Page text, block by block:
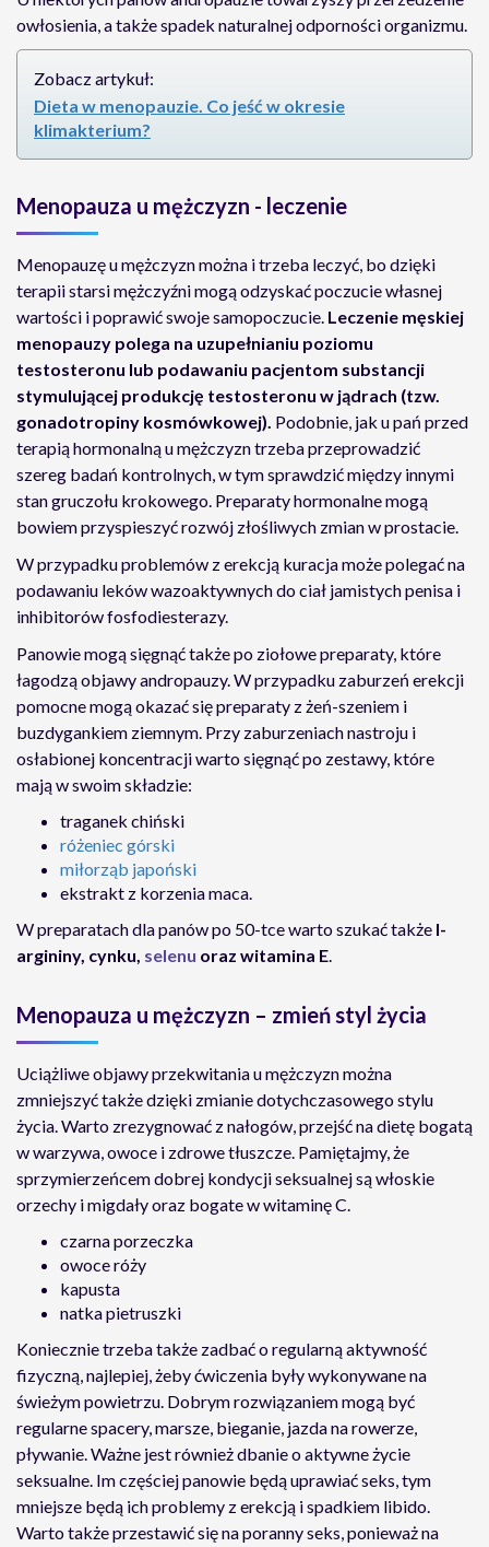
owłosienia, a także spadek naturalnej odporności organizmu.
Zobacz artykuł:
Dieta w menopauzie. Co jeść w okresie
klimakterium?
Menopauza u mężczyzn - leczenie
Menopauzę u mężczyzn można i trzeba leczyć, bo dzięki
terapii starsi mężczyźni mogą odzyskać poczucie własnej
wartości i poprawić swoje samopoczucie. Leczenie męskiej
menopauzy polega na uzupełnianiu poziomu
testosteronu lub podawaniu pacjentom substancji
stymulującej produkcję testosteronu w jądrach (tzw.
gonadotropiny kosmówkowej). Podobnie, jak u pań przed
terapią hormonalną u mężczyzn trzeba przeprowadzić
szereg badań kontrolnych, w tym sprawdzić między innymi
stan gruczołu krokowego. Preparaty hormonalne mogą
bowiem przyspieszyć rozwój złośliwych zmian w prostacie.
W przypadku problemów z erekcją kuracja może polegać na
podawaniu leków wazoaktywnych do ciał jamistych penisa i
inhibitorów fosfodiesterazy.
Panowie mogą sięgnąć także po ziołowe preparaty, które
łagodzą objawy andropauzy. W przypadku zaburzeń erekcji
pomocne mogą okazać się preparaty z żeń-szeniem i
buzdygankiem ziemnym. Przy zaburzeniach nastroju i
osłabionej koncentracji warto sięgnąć po zestawy, które
mają w swoim składzie:
traganek chiński
różeniec górski
miłorząb japoński
ekstrakt z korzenia maca.
W preparatach dla panów po 50-tce warto szukać także l-
argininy, cynku, selenu oraz witamina E.
Menopauza u mężczyzn – zmień styl życia
Uciążliwe objawy przekwitania u mężczyzn można
zmniejszyć także dzięki zmianie dotychczasowego stylu
życia. Warto zrezygnować z nałogów, przejść na dietę bogatą
w warzywa, owoce i zdrowe tłuszcze. Pamiętajmy, że
sprzymierzeńcem dobrej kondycji seksualnej są włoskie
orzechy i migdały oraz bogate w witaminę C.
czarna porzeczka
owoce róży
kapusta
natka pietruszki
Koniecznie trzeba także zadbać o regularną aktywność
fizyczną, najlepiej, żeby ćwiczenia były wykonywane na
świeżym powietrzu. Dobrym rozwiązaniem mogą być
regularnespacery, marsze, bieganie, jazda na rowerze,
pływanie.Ważne jest również dbanie o aktywne życie
seksualne. Im częściej panowie będą uprawiać seks, tym
mniejsze będą ich problemy z erekcją i spadkiem libido.
Warto także przestawić się na poranny seks, ponieważ na